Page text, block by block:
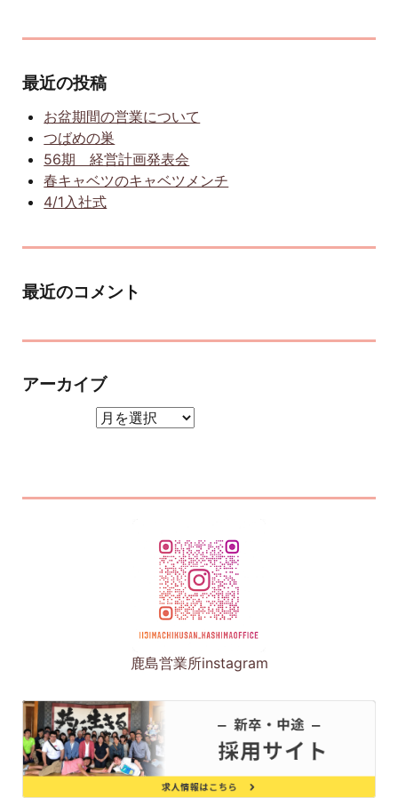
最近の投稿
お盆期間の営業について
つばめの巣
56期 経営計画発表会
春キャベツのキャベツメンチ
4/1入社式
最近のコメント
アーカイブ
鹿島営業所instagram